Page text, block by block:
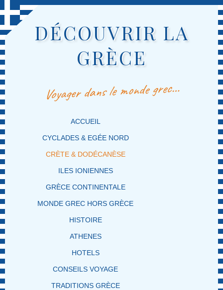
DÉCOUVRIR LA
GRÈCE
Voyager dans le monde grec…
MENU PRINCIPAL
MASQUER LA NAVIGATION PRINCIPALE
MASQUER LA NAVIGATION SECONDAIRE
ACCUEIL
CYCLADES & EGÉE NORD
CRÈTE & DODÉCANÈSE
ILES IONIENNES
GRÈCE CONTINENTALE
MONDE GREC HORS GRÈCE
HISTOIRE
ATHENES
HOTELS
CONSEILS VOYAGE
TRADITIONS GRÈCE